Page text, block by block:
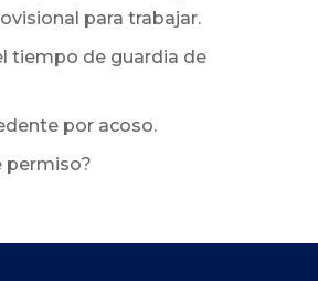
para trabajar.
tiempo de guardia de
por acoso.
permiso?